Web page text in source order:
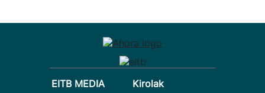
EITB MEDIA
Kirolak